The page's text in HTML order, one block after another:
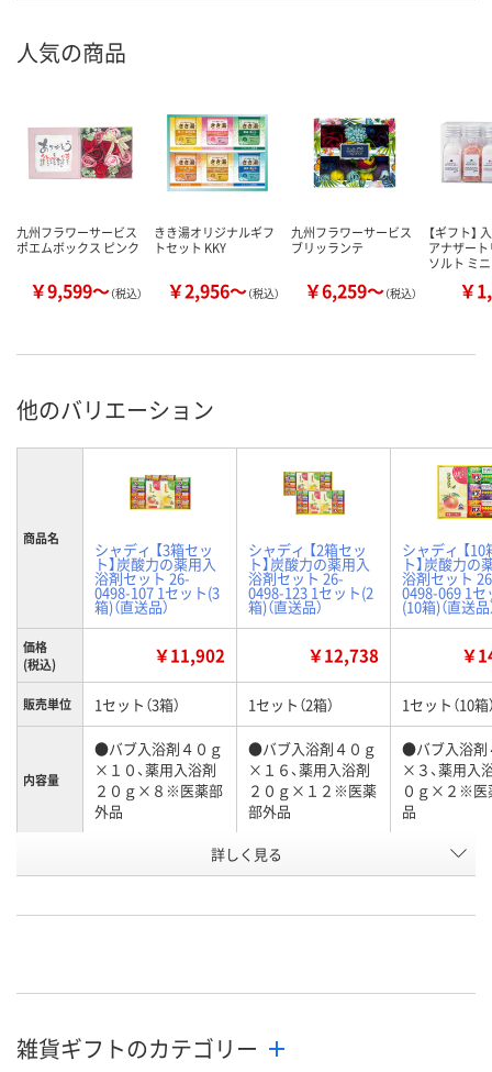
人気の商品
九州フラワーサービス
ポエムボックス ピンク
￥9,599～（税込）
きき湯オリジナルギフ
トセット KKY
￥2,956～（税込）
九州フラワーサービス
ブリッランテ
￥6,259～（税込）
【ギフト】
アナザー
ソルト ミ
￥
他のバリエーション
商品名
シャディ 【3箱セッ
ト】炭酸力の薬用入
浴剤セット 26-
0498-107 1セット(3
箱)（直送品）
シャディ 【2箱セッ
ト】炭酸力の薬用入
浴剤セット 26-
0498-123 1セット(2
箱)（直送品）
シャディ 【
ト】炭酸力の
浴剤セット
0498-069 1セ
(10箱)（直送品
価格
(税込)
￥11,902 ￥12,738 ￥
販売単位 1セット（3箱） 1セット（2箱） 1セット（10箱
内容量
●バブ入浴剤４０ｇ
×１０、薬用入浴剤
２０ｇ×８※医薬部
外品
●バブ入浴剤４０ｇ
×１６、薬用入浴剤
２０ｇ×１２※医薬
部外品
●バブ入浴剤
×３、薬用入
０ｇ×２※医
品
WNP0531 WNP0525
カゴへ
詳しく見る
雑貨ギフトのカテゴリー